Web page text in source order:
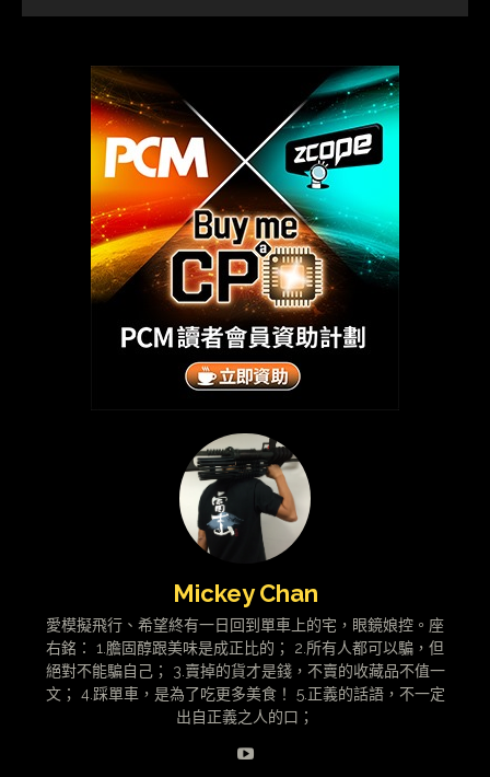
Mickey Chan
愛模擬飛行、希望終有一日回到單車上的宅，眼鏡娘控。座
右銘： 1.膽固醇跟美味是成正比的； 2.所有人都可以騙，但
絕對不能騙自己； 3.賣掉的貨才是錢，不賣的收藏品不值一
文； 4.踩單車，是為了吃更多美食！ 5.正義的話語，不一定
出自正義之人的口；